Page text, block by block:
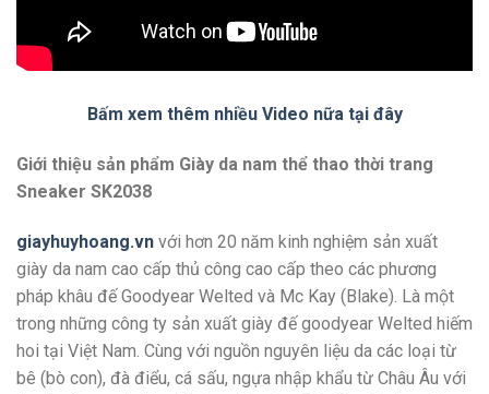
Bấm xem thêm nhiều Video nữa tại đây
Giới thiệu sản phẩm Giày da nam thể thao thời trang
Sneaker SK2038
giayhuyhoang.vn với hơn 20 năm kinh nghiệm sản xuất
giày da nam cao cấp thủ công cao cấp theo các phương
pháp khâu đế Goodyear Welted và Mc Kay (Blake). Là một
trong những công ty sản xuất giày đế goodyear Welted hiếm
hoi tại Việt Nam. Cùng với nguồn nguyên liệu da các loại từ
bê (bò con), đà điểu, cá sấu, ngựa nhập khẩu từ Châu Âu với